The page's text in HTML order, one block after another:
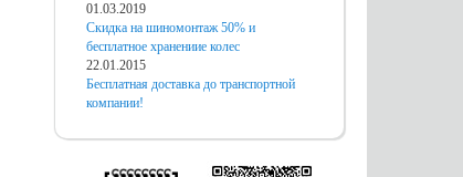
01.03.2019
Скидка на шиномонтаж 50% и
бесплатное хранениие колес
22.01.2015
Бесплатная доставка до транспортной
компании!